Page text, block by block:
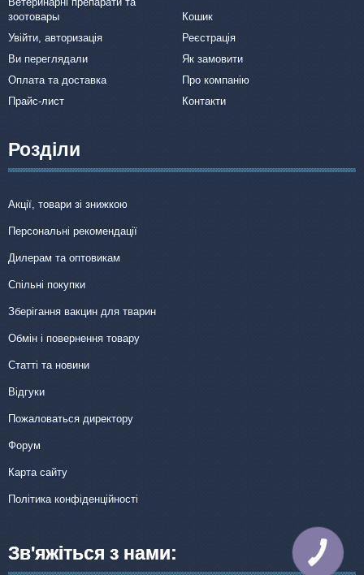
зоотовары
Кошик
Увійти, авторизація
Реєстрація
Ви переглядали
Як замовити
Оплата та доставка
Про компанію
Прайс-лист
Контакти
Розділи
Акції, товари зі знижкою
Персональні рекомендації
Дилерам та оптовикам
Спільні покупки
Зберігання вакцин для тварин
Обмін і повернення товару
Статті та новини
Відгуки
Пожаловаться директору
Форум
Карта сайту
Політика конфіденційності
Зв'яжіться з нами:
КНОПКА
ЗВ'ЯЗКУ